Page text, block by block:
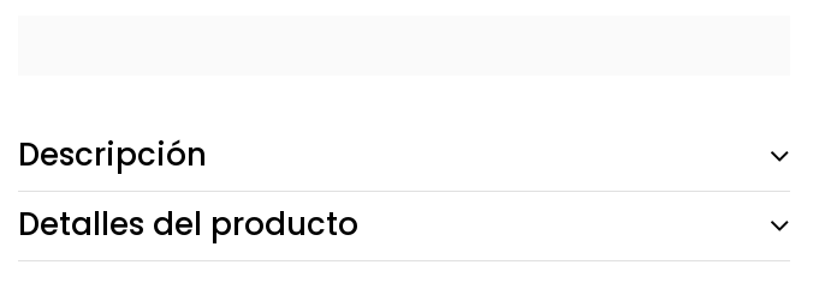
Descripción
Detalles del producto